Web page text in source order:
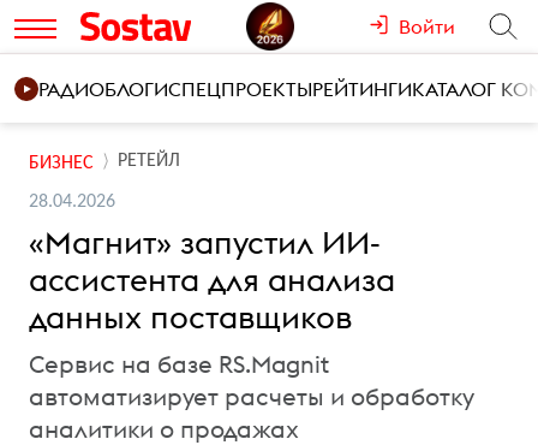
Войти
РАДИОБЛОГИСПЕЦПРОЕКТЫРЕЙТИНГИКАТАЛОГ
БИЗНЕС РЕТЕЙЛ
28.04.2026
«Магнит» запустил ИИ-
ассистента для анализа
данных поставщиков
Сервис на базе RS.Magnit
автоматизирует расчеты и обработку
аналитики о продажах